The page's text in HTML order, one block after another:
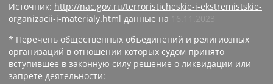
Источник: http://nac.gov.ru/terroristicheskie-i-ekstremistskie-
organizacii-i-materialy.html данные на
16.11.2023
* Перечень общественных объединений и религиозных
организаций в отношении которых судом принято
вступившее в законную силу решение о ликвидации или
запрете деятельности: